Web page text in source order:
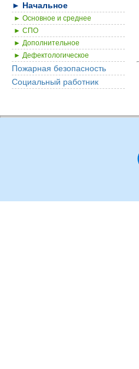
► Начальное
► Основное и среднее
► СПО
► Дополнительное
► Дефектологическое
Пожарная безопасность
Социальный работник